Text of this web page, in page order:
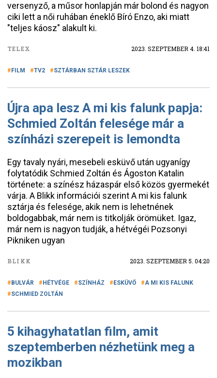
versenyző, a műsor honlapján már bolond és nagyon
ciki lett a női ruhában éneklő Bíró Enzo, aki miatt
"teljes káosz" alakult ki.
TELEX 2023. SZEPTEMBER 4. 18:41
FILM TV2 SZTÁRBAN SZTÁR LESZEK
Újra apa lesz A mi kis falunk papja:
Schmied Zoltán felesége már a
színházi szerepeit is lemondta
Egy tavaly nyári, mesebeli esküvő után ugyanígy
folytatódik Schmied Zoltán és Ágoston Katalin
története: a színész házaspár első közös gyermekét
várja. A Blikk információi szerint A mi kis falunk
sztárja és felesége, akik nem is lehetnének
boldogabbak, már nem is titkolják örömüket. Igaz,
már nem is nagyon tudják, a hétvégéi Pozsonyi
Pikniken ugyan
BLIKK 2023. SZEPTEMBER 5. 04:20
BULVÁR HÉTVÉGE SZÍNHÁZ ESKÜVŐ
A MI KIS FALUNK
SCHMIED ZOLTÁN
5 kihagyhatatlan film, amit
szeptemberben nézhetünk meg a
mozikban